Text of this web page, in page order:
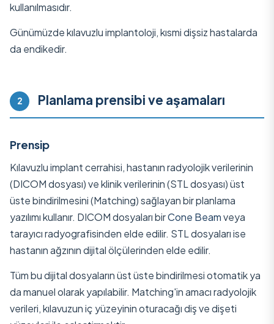
kullanılmasıdır.
Günümüzde kılavuzlu implantoloji, kısmi dişsiz hastalarda
da endikedir.
2 Planlama prensibi ve aşamaları
Prensip
Kılavuzlu implant cerrahisi, hastanın radyolojik verilerinin
(DICOM dosyası) ve klinik verilerinin (STL dosyası) üst
üste bindirilmesini (Matching) sağlayan bir planlama
yazılımı kullanır. DICOM dosyaları birCone Beamveya
tarayıcı radyografisinden elde edilir. STL dosyaları ise
hastanın ağzının dijital ölçülerinden elde edilir.
Tüm bu dijital dosyaların üst üste bindirilmesi otomatik ya
da manuel olarak yapılabilir. Matching'in amacı radyolojik
verileri, kılavuzun iç yüzeyinin oturacağı diş ve dişeti